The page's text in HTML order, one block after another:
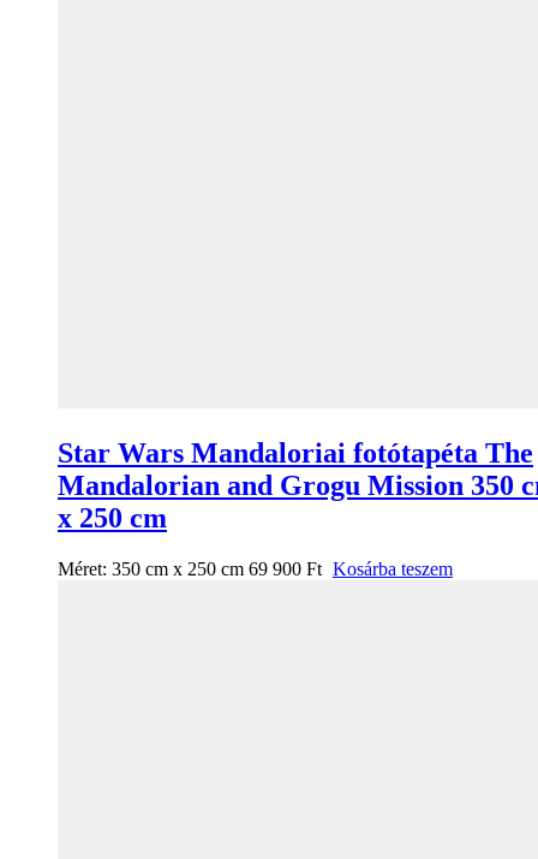
Star Wars Mandaloriai fotótapéta The
Mandalorian and Grogu Mission 350
x 250 cm
Méret: 350 cm x 250 cm 69 900 Ft Kosárba teszem